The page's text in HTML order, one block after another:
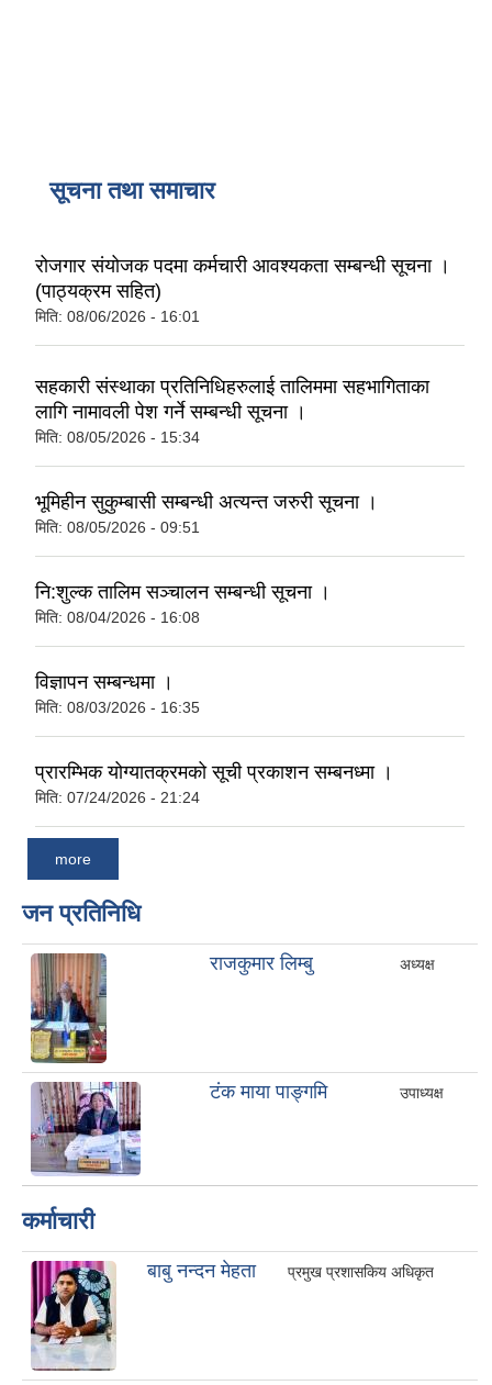
सूचना तथा समाचार
रोजगार संयोजक पदमा कर्मचारी आवश्यकता सम्बन्धी सूचना ।
(पाठ्यक्रम सहित)
मिति: 08/06/2026 - 16:01
सहकारी संस्थाका प्रतिनिधिहरुलाई तालिममा सहभागिताका
लागि नामावली पेश गर्ने सम्बन्धी सूचना ।
मिति: 08/05/2026 - 15:34
भूमिहीन सुकुम्बासी सम्बन्धी अत्यन्त जरुरी सूचना ।
मिति: 08/05/2026 - 09:51
नि:शुल्क तालिम सञ्चालन सम्बन्धी सूचना ।
मिति: 08/04/2026 - 16:08
विज्ञापन सम्बन्धमा ।
मिति: 08/03/2026 - 16:35
प्रारम्भिक योग्यातक्रमको सूची प्रकाशन सम्बनध्मा ।
मिति: 07/24/2026 - 21:24
more
जन प्रतिनिधि
राजकुमार लिम्बु अध्यक्ष
टंक माया पाङ्गमि उपाध्यक्ष
कर्माचारी
बाबु नन्दन मेहता प्रमुख प्रशासकिय अधिकृत